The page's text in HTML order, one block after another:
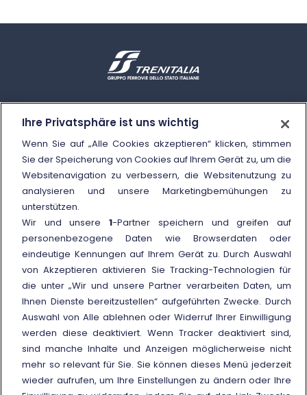
Das Schlichtungsverfahren
Vergütung wegen Verspätung des
Zuges
Kundendienstbüros
Häufige Fragen (FAQ)
Weitere Informationen
Nutzungsbedingungen der
nationalen und
internationalen Preise und
Angebote
Externer Link
Ihre Privatsphäre ist uns wichtig
Wenn Sie auf „Alle Cookies akzeptieren“ klicken, stimmen
Sie der Speicherung von Cookies auf Ihrem Gerät zu, um die
Websitenavigation zu verbessern, die Websitenutzung zu
analysieren und unsere Marketingbemühungen zu
unterstützen.
Wir und unsere1-Partner speichern und greifen auf
personenbezogene Daten wie Browserdaten oder
eindeutige Kennungen auf Ihrem Gerät zu. Durch Auswahl
von Akzeptieren aktivieren Sie Tracking-Technologien für
die unter „Wir und unsere Partner verarbeiten Daten, um
Ihnen Dienste bereitzustellen“ aufgeführten Zwecke. Durch
Auswahl von Alle ablehnen oder Widerruf Ihrer Einwilligung
werden diese deaktiviert. Wenn Tracker deaktiviert sind,
sind manche Inhalte und Anzeigen möglicherweise nicht
mehr so relevant für Sie. Sie können dieses Menü jederzeit
wieder aufrufen, um Ihre Einstellungen zu ändern oder Ihre